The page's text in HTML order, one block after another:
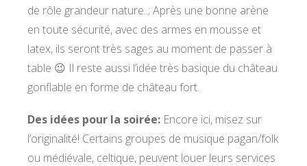
de rôle grandeur nature..; Après une bonne arène
en toute sécurité, avec des armes en mousse et
latex, ils seront très sages au moment de passer à
table 😉 Il reste aussi l’idée très basique du château
gonflable en forme de château fort.
Des idées pour la soirée: Encore ici, misez sur
l’originalité! Certains groupes de musique pagan/folk
ou médiévale, celtique, peuvent louer leurs services